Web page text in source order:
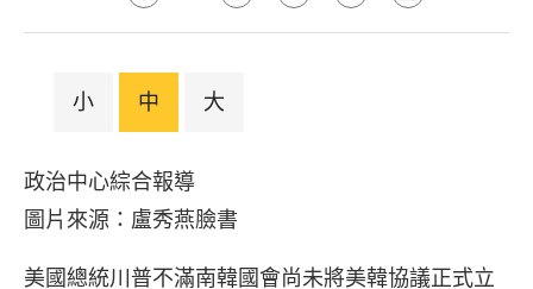
小 中 大
政治中心綜合報導
圖片來源：盧秀燕臉書
美國總統川普不滿南韓國會尚未將美韓協議正式立